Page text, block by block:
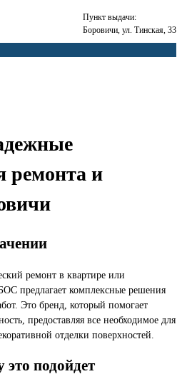
Пункт выдачи:
Боровичи, ул. Тинская, 33
ремонта и
ремонт в квартире или
предлагает комплексные решения
Это бренд, который помогает
предоставляя все необходимое для
отделки поверхностей.
подойдет